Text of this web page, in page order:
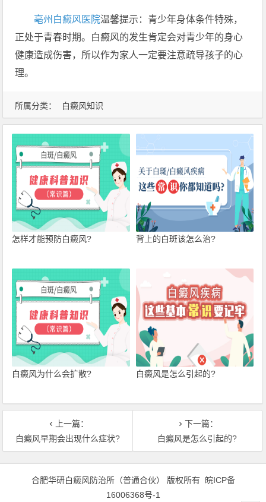
所属分类： 白癜风知识
亳州白癜风医院温馨提示：青少年身体条件特殊，
正处于青春时期。白癜风的发生肯定会对青少年的身心
健康造成伤害，所以作为家人一定要注意疏导孩子的心
理。
怎样才能预防白癜风? 背上的白斑该怎么治?
白癜风为什么会扩散? 白癜风是怎么引起的?
上一篇：
白癜风早期会出现什么症状?
下一篇：
白癜风是怎么引起的?
合肥华研白癜风防治所（普通合伙） 版权所有 皖ICP备
16006368号-1